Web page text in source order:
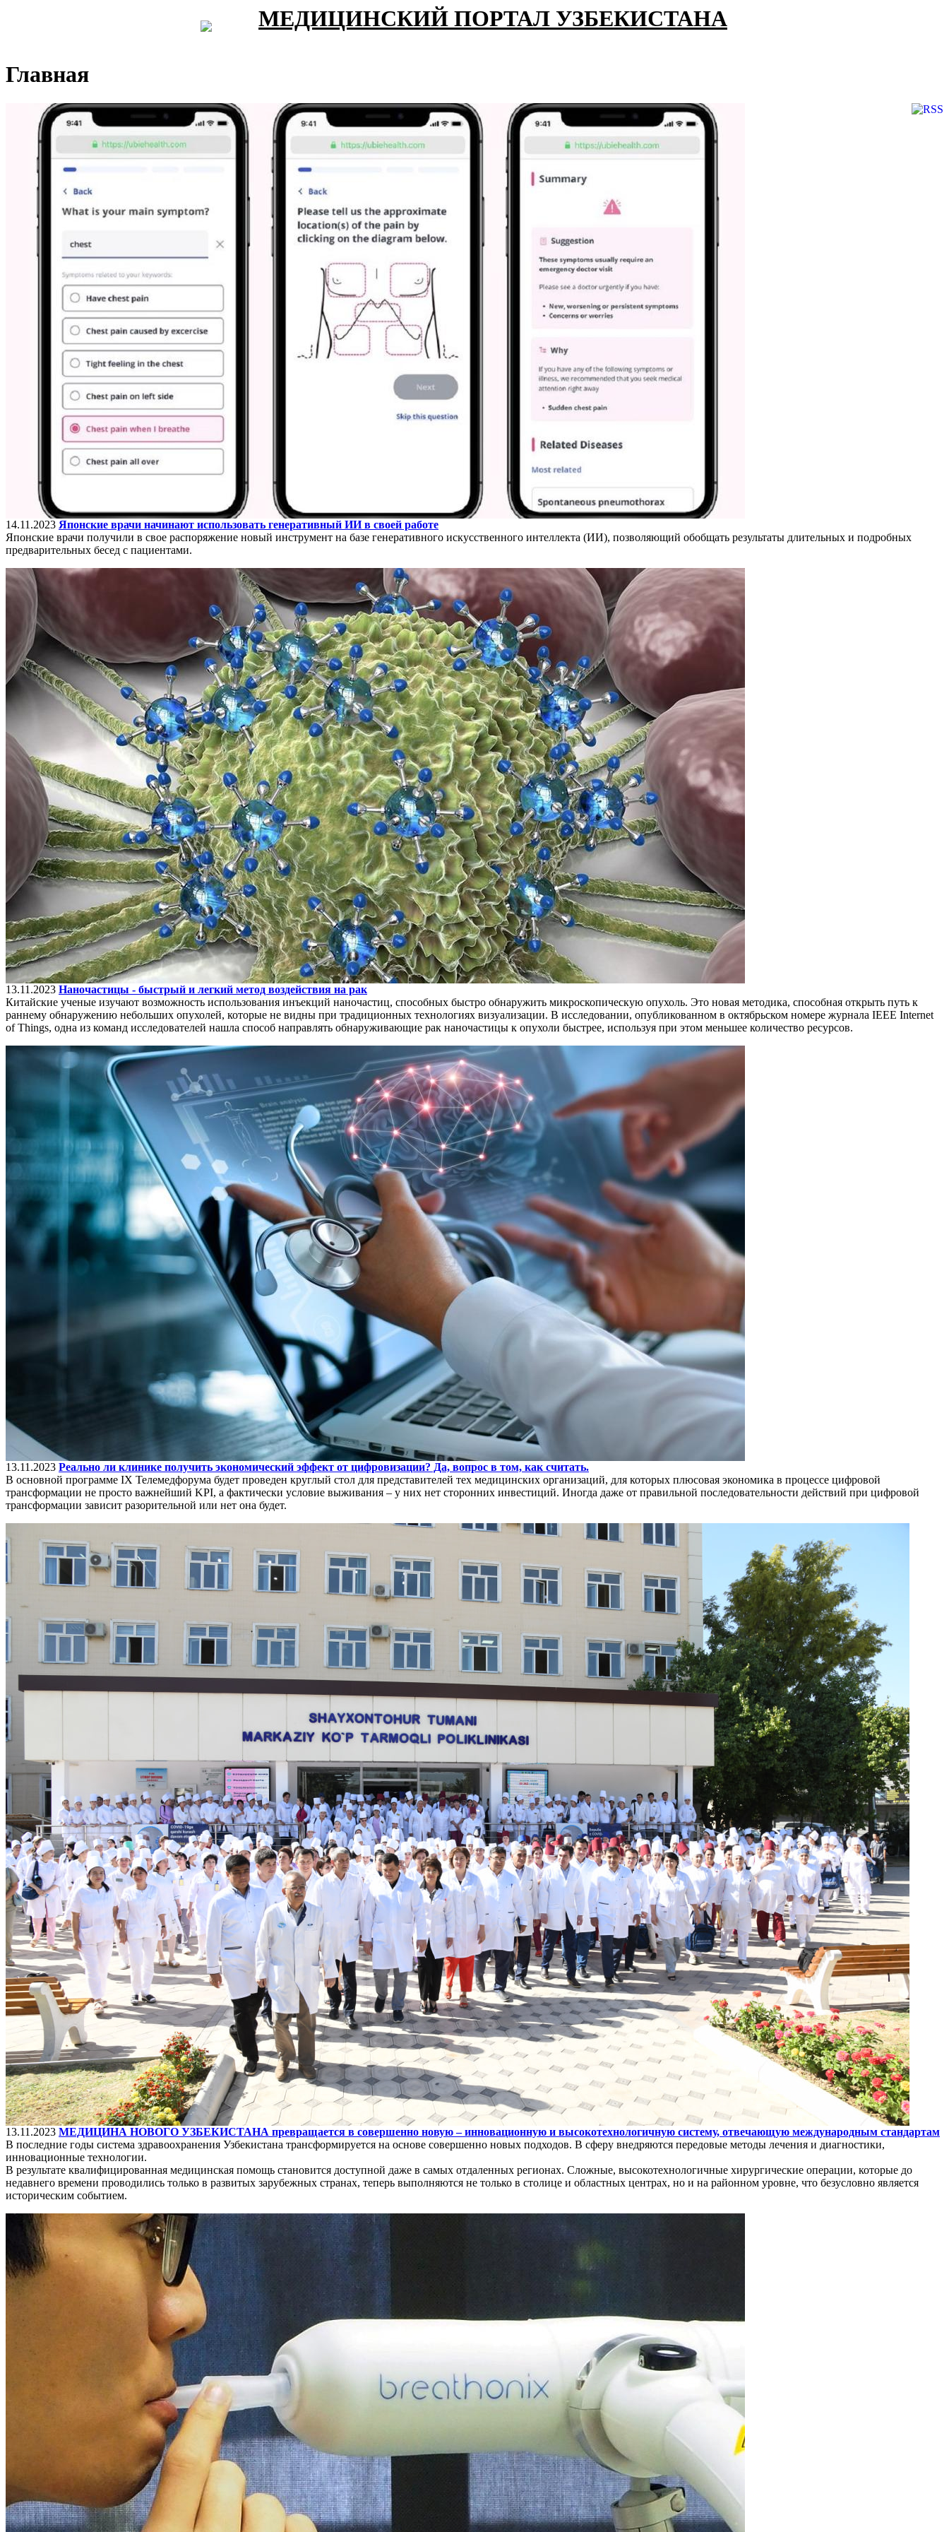
МЕДИЦИНСКИЙ ПОРТАЛ УЗБЕКИСТАНА
Главная
14.11.2023 Японские врачи начинают использовать генеративный ИИ в своей работе
Японские врачи получили в свое распоряжение новый инструмент на базе генеративного искусственного интеллекта (ИИ), позволяющий обобщать результаты длительных и подробных
предварительных бесед с пациентами.
13.11.2023 Наночастицы - быстрый и легкий метод воздействия на рак
Китайские ученые изучают возможность использования инъекций наночастиц, способных быстро обнаружить микроскопическую опухоль. Это новая методика, способная открыть путь к
раннему обнаружению небольших опухолей, которые не видны при традиционных технологиях визуализации. В исследовании, опубликованном в октябрьском номере журнала IEEE Internet
of Things, одна из команд исследователей нашла способ направлять обнаруживающие рак наночастицы к опухоли быстрее, используя при этом меньшее количество ресурсов.
13.11.2023 Реально ли клинике получить экономический эффект от цифровизации? Да, вопрос в том, как считать.
В основной программе IX Телемедфорума будет проведен круглый стол для представителей тех медицинских организаций, для которых плюсовая экономика в процессе цифровой
трансформации не просто важнейший KPI, а фактически условие выживания – у них нет сторонних инвестиций. Иногда даже от правильной последовательности действий при цифровой
трансформации зависит разорительной или нет она будет.
13.11.2023 МЕДИЦИНА НОВОГО УЗБЕКИСТАНА превращается в совершенно новую – инновационную и высокотехнологичную систему, отвечающую международным стандартам
В последние годы система здравоохранения Узбекистана трансформируется на основе совершенно новых подходов. В сферу внедряются передовые методы лечения и диагностики,
инновационные технологии.
В результате квалифицированная медицинская помощь становится доступной даже в самых отдаленных регионах. Сложные, высокотехнологичные хирургические операции, которые до
недавнего времени проводились только в развитых зарубежных странах, теперь выполняются не только в столице и областных центрах, но и на районном уровне, что безусловно является
историческим событием.